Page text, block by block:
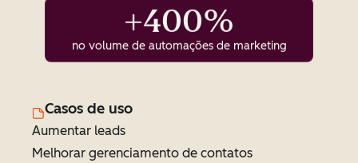
+400%
no volume de automações de marketing
Casos de uso
Aumentar leads
Melhorar gerenciamento de contatos